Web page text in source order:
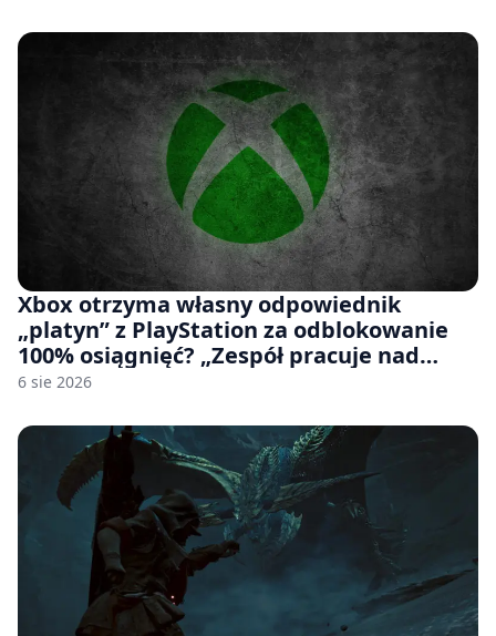
Xbox otrzyma własny odpowiednik
„platyn” z PlayStation za odblokowanie
100% osiągnięć? „Zespół pracuje nad
czymś, co ma się pojawić jeszcze w tym
6 sie 2026